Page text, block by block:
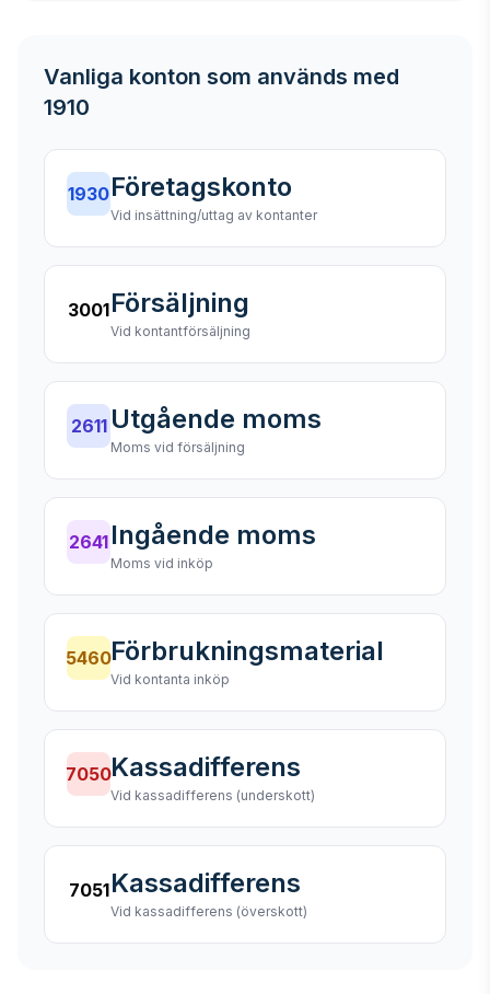
Vanliga konton som används med
1910
1930Företagskonto
Vid insättning/uttag av kontanter
3001Försäljning
Vid kontantförsäljning
2611 Utgående moms
Moms vid försäljning
2641 Ingående moms
Moms vid inköp
5460Förbrukningsmaterial
Vid kontanta inköp
7050Kassadifferens
Vid kassadifferens (underskott)
7051Kassadifferens
Vid kassadifferens (överskott)